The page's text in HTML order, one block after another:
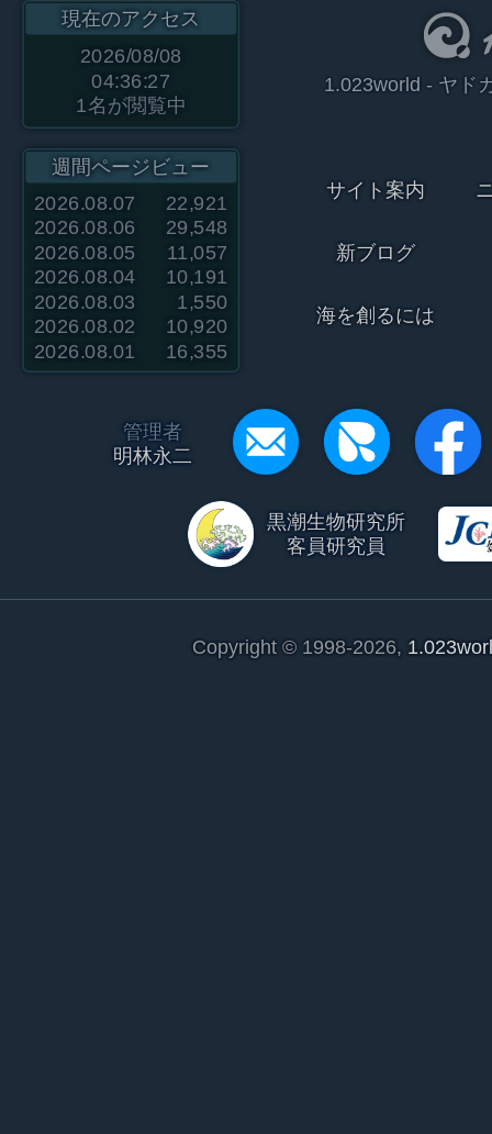
現在のアクセス
2026/08/08
04:36:27
1名が閲覧中
週間ページビュー
2026.08.07
22,921
2026.08.06
29,548
2026.08.05
11,057
2026.08.04
10,191
2026.08.03
1,550
2026.08.02
10,920
2026.08.01
16,355
1.023world - ヤド
サイト案内
新ブログ
海を創るには
管理者
明林永二
黒潮生物研究所
客員研究員
Copyright © 1998-2026,